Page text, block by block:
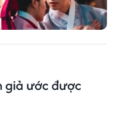
giả ước được